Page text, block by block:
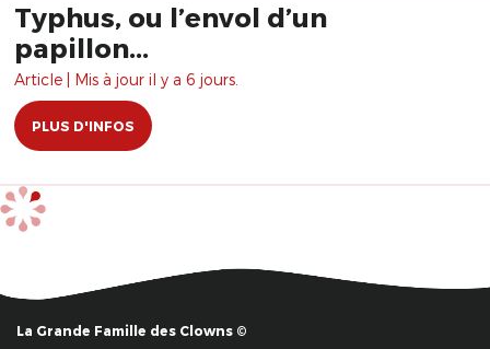
Typhus, ou l’envol d’un
papillon...
Article | Mis à jour il y a 6 jours.
PLUS D'INFOS
La Grande Famille des Clowns ©